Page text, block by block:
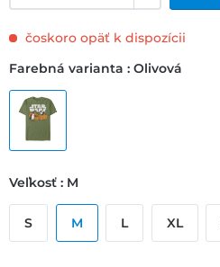
čoskoro opäť k dispozícii
Farebná varianta : Olivová
Veľkosť : M
S M L XL